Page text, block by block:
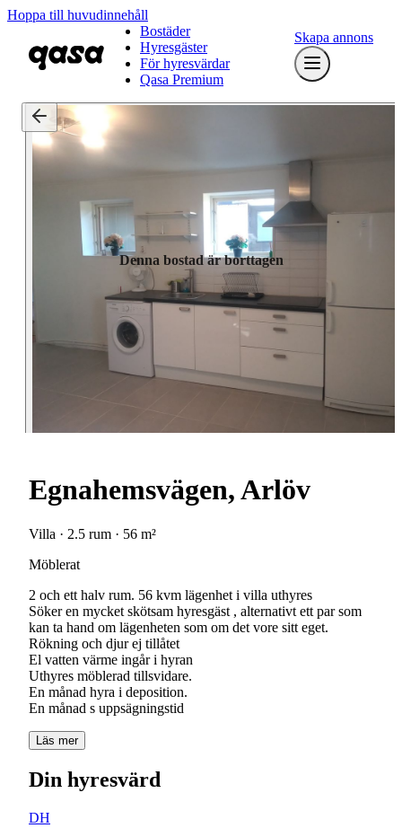
Hoppa till huvudinnehåll
Bostäder
Hyresgäster
För hyresvärdar
Qasa Premium
Skapa annons
Denna bostad är borttagen
Egnahemsvägen, Arlöv
Villa · 2.5 rum · 56 m²
Möblerat
2 och ett halv rum. 56 kvm lägenhet i villa uthyres
Söker en mycket skötsam hyresgäst , alternativt ett par som
kan ta hand om lägenheten som om det vore sitt eget.
Rökning och djur ej tillåtet
El vatten värme ingår i hyran
Uthyres möblerad tillsvidare.
En månad hyra i deposition.
En månad s uppsägningstid
Läs mer
Din hyresvärd
DH